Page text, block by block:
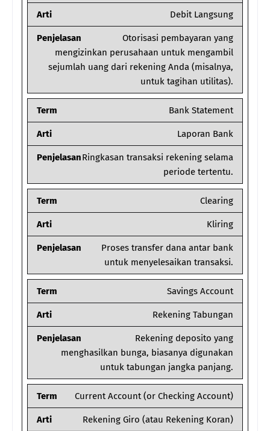
Arti Debit Langsung
Penjelasan
Otorisasi pembayaran yang
mengizinkan perusahaan untuk mengambil
sejumlah uang dari rekening Anda (misalnya,
untuk tagihan utilitas).
Term Bank Statement
Arti Laporan Bank
PenjelasanRingkasan transaksi rekening selama
periode tertentu.
Term Clearing
Arti Kliring
Penjelasan
Proses transfer dana antar bank
untuk menyelesaikan transaksi.
Term Savings Account
Arti Rekening Tabungan
Penjelasan
Rekening deposito yang
menghasilkan bunga, biasanya digunakan
untuk tabungan jangka panjang.
Term Current Account (or Checking Account)
Arti Rekening Giro (atau Rekening Koran)